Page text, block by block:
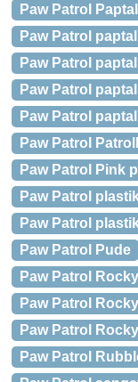
Paw Patrol
Paw Patrol
Paw Patrol
Paw Patrol
Paw Patrol
Paw Patrol
Paw Patrol Pink
Paw Patrol
Paw Patrol
Paw Patrol Pude
Paw Patrol
Paw Patrol
Paw Patrol
Paw Patrol